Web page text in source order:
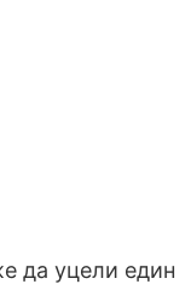
да уцели един